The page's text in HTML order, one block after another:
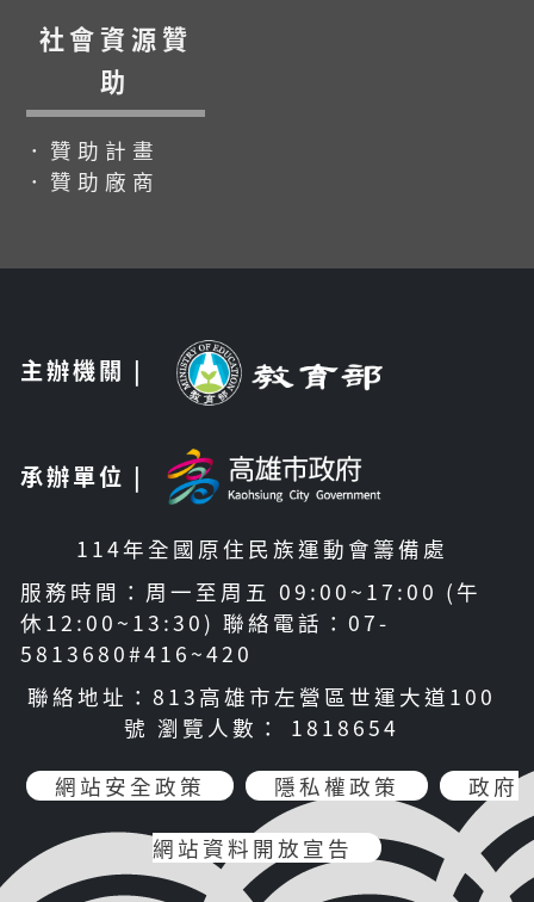
社會資源贊
助
．贊助計畫
．贊助廠商
主辦機關 |
承辦單位 |
114年全國原住民族運動會籌備處
服務時間：周一至周五 09:00~17:00 (午
休12:00~13:30) 聯絡電話：07-
5813680#416~420
聯絡地址：813高雄市左營區世運大道100
號 瀏覽人數： 1818654
網站安全政策
隱私權政策 政府
網站資料開放宣告